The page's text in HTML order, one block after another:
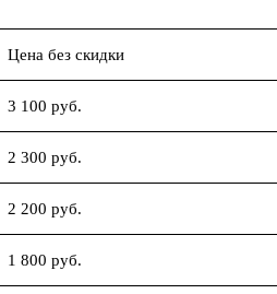
Цена без скидки
3 100 руб.
2 300 руб.
2 200 руб.
1 800 руб.